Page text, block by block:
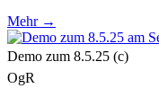
Mehr →
Demo zum 8.5.25 (c)
OgR